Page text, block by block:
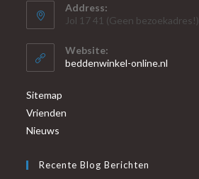
Address:
Jol 17 41 (Geen bezoekadres!)
Website:
beddenwinkel-online.nl
Sitemap
Vrienden
Nieuws
Recente Blog Berichten